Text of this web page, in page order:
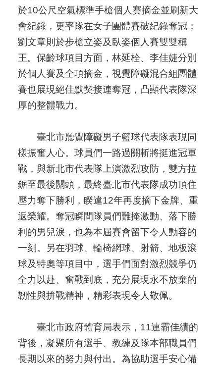
於10公尺空氣標準手槍個人賽摘金並刷新大
會紀錄，更率隊在女子團體賽破紀錄奪冠；
劉文章則於步槍立姿及臥姿個人賽雙雙稱
王。保齡球項目方面，林延栓、李佳婕分別
於個人賽及全項摘金，視覺障礙混合組團體
賽也展現絕佳默契接連奪冠，凸顯代表隊深
厚的整體戰力。
臺北市聽覺障礙男子籃球代表隊表現同
樣振奮人心。球員們一路過關斬將挺進冠軍
戰，與新北市代表隊上演激烈攻防，雙方拉
鋸至最後關頭，最終臺北市代表隊成功頂住
壓力奪下勝利，睽違12年再度摘下金牌、重
返榮耀。奪冠瞬間隊員們難掩激動、落下勝
利的男兒淚，也為本屆賽會留下令人動容的
一刻。另在羽球、輪椅網球、射箭、地板滾
球及特奧等項目中，選手們面對激烈競爭仍
全力以赴、奮戰到底，充分展現永不放棄的
韌性與拚戰精神，精彩表現令人敬佩。
臺北市政府體育局表示，11連霸佳績的
背後，凝聚所有選手、教練及隊本部職員們
長期以來的努力與付出。為協助選手安心備